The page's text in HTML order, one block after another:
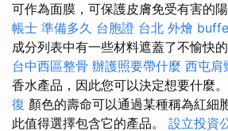
可作為面膜，可保護皮膚免受有害的陽
帳士 準備多久 台胞證 台北 外燴
成分列表中有一些材料遮蓋了不愉快
台中西區整骨 辦護照要帶什麼 西屯肩
香水產品，因此您可以決定想要什麼。
復 顏色的壽命可以通過某種稱為紅細
此值得選擇包含它的產品。 設立投資